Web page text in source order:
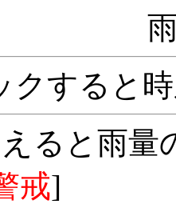
クすると
ると雨量
戒]